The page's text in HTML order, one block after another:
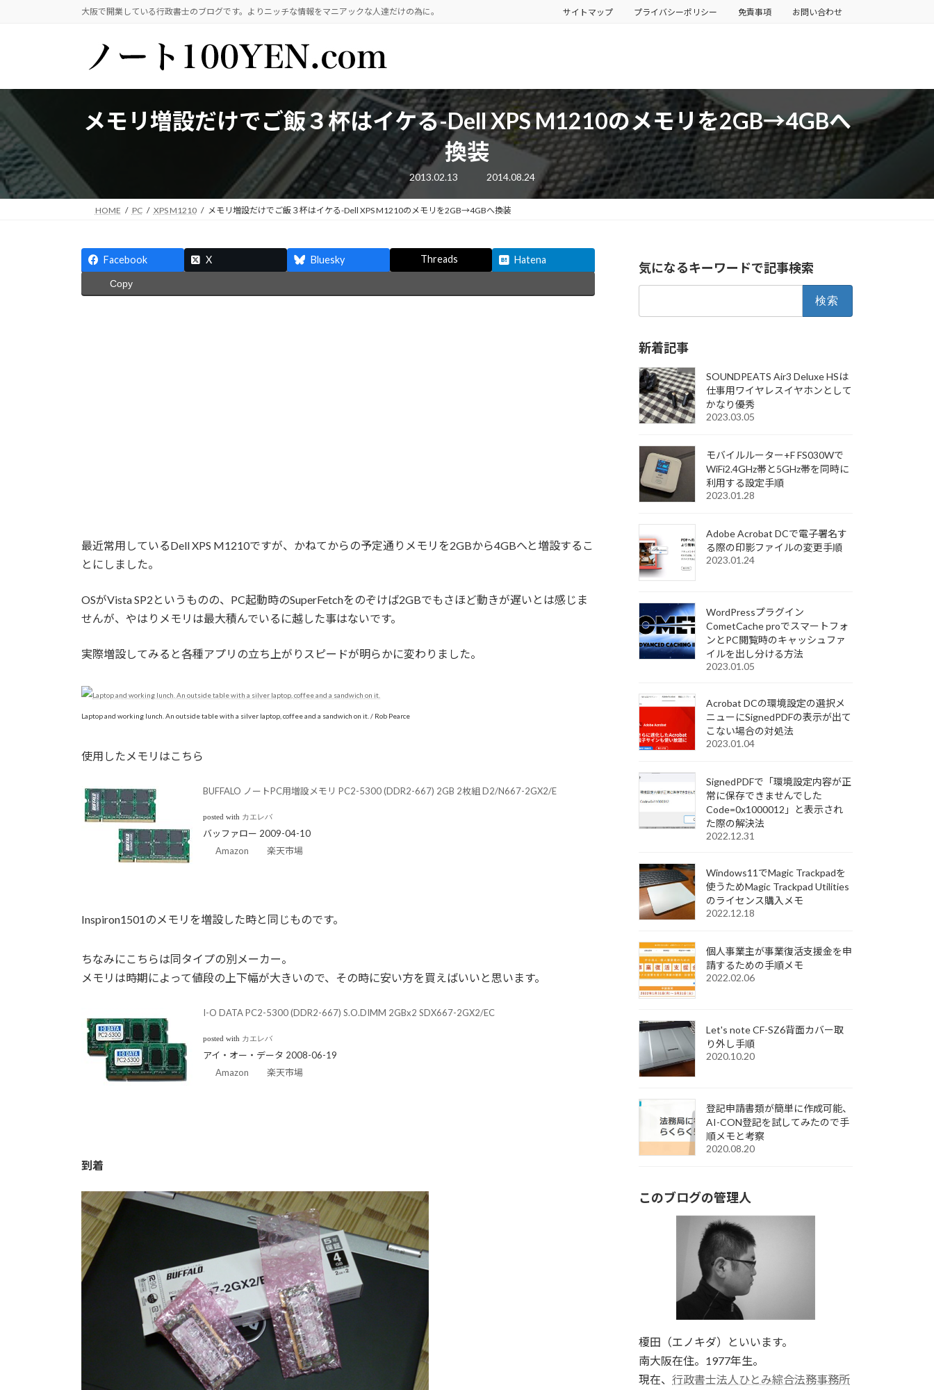
へ
キ
ッ
プ
ョ
に
移
動
大阪で開業している行政書士のブログです。よりニッチな情報をマニアックな人達だけの為に。 サイトマップ プライバシーポリシー 免責事項 お問い合わせ
メモリ増設だけでご飯３杯はイケる-Dell XPS M1210のメモリを2GB→4GBへ
換装
2013.02.13
最
新
日
2014.08.24
HOME PC XPS M1210 メモリ増設だけでご飯３杯はイケる-Dell XPS M1210のメモリを2GB→4GBへ換装
Facebook X Bluesky Threads Hatena
Copy
最近常用しているDell XPS M1210ですが、かねてからの予定通りメモリを2GBから4GBへと増設するこ
とにしました。
OSがVista SP2というものの、PC起動時のSuperFetchをのぞけば2GBでもさほど動きが遅いとは感じま
せんが、やはりメモリは最大積んでいるに越した事はないです。
実際増設してみると各種アプリの立ち上がりスピードが明らかに変わりました。
Laptop and working lunch. An outside table with a silver laptop, coffee and a sandwich on it. / Rob Pearce
使用したメモリはこちら
BUFFALO ノートPC用増設メモリ PC2-5300 (DDR2-667) 2GB 2枚組 D2/N667-2GX2/E
posted with カエレバ
バッファロー 2009-04-10
Amazon
楽天市場
Inspiron1501のメモリを増設した時と同じものです。
ちなみにこちらは同タイプの別メーカー。
メモリは時期によって値段の上下幅が大きいので、その時に安い方を買えばいいと思います。
I-O DATA PC2-5300 (DDR2-667) S.O.DIMM 2GBx2 SDX667-2GX2/EC
posted with カエレバ
アイ・オー・データ 2008-06-19
Amazon
楽天市場
到着
気になるキーワードで記事検索
新着記事
SOUNDPEATS Air3 Deluxe HSは
仕事用ワイヤレスイヤホンとして
かなり優秀
2023.03.05
モバイルルーター+F FS030Wで
WiFi2.4GHz帯と5GHz帯を同時に
利用する設定手順
2023.01.28
Adobe Acrobat DCで電子署名す
る際の印影ファイルの変更手順
2023.01.24
WordPressプラグイン
CometCache proでスマートフォ
ンとPC閲覧時のキャッシュファ
イルを出し分ける方法
2023.01.05
Acrobat DCの環境設定の選択メ
ニューにSignedPDFの表示が出て
こない場合の対処法
2023.01.04
SignedPDFで「環境設定内容が正
常に保存できませんでした
Code=0x1000012」と表示され
た際の解決法
2022.12.31
Windows11でMagic Trackpadを
使うためMagic Trackpad Utilities
のライセンス購入メモ
2022.12.18
個人事業主が事業復活支援金を申
請するための手順メモ
2022.02.06
Let's note CF-SZ6背面カバー取
り外し手順
2020.10.20
登記申請書類が簡単に作成可能、
AI-CON登記を試してみたので手
順メモと考察
2020.08.20
このブログの管理人
榎田（エノキダ）といいます。
南大阪在住。1977年生。
現在、行政書士法人ひとみ綜合法務事務所